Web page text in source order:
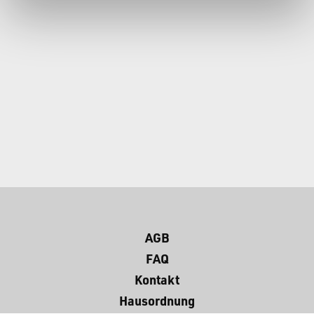
AGB
FAQ
Kontakt
Hausordnung